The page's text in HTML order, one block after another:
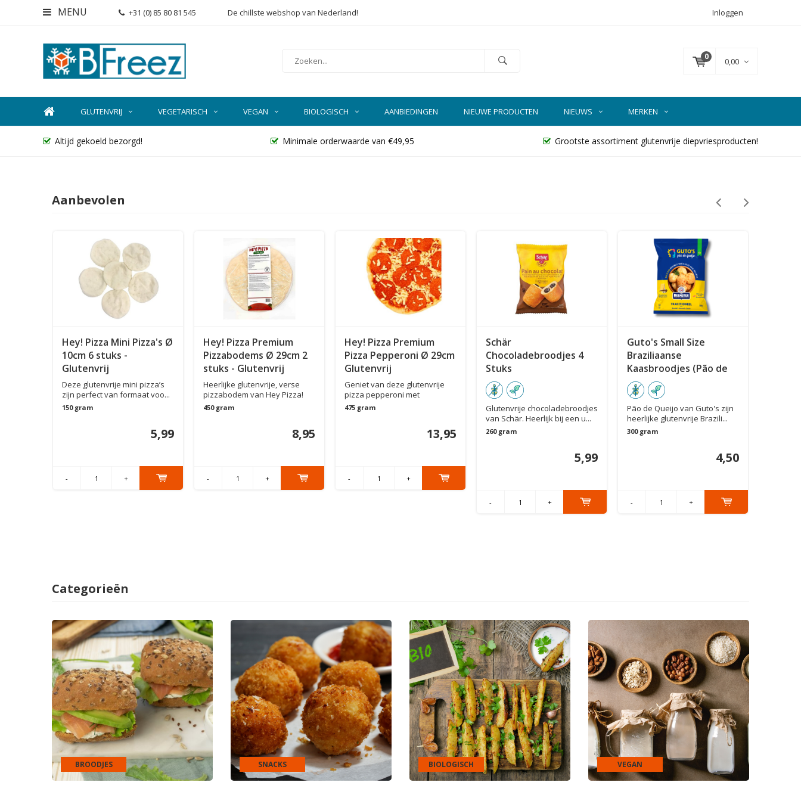
MENU +31 (0) 85 80 81 545 De chillste webshop van Nederland! Inloggen
0 0,00
GLUTENVRIJ VEGETARISCH VEGAN BIOLOGISCH AANBIEDINGEN NIEUWE PRODUCTEN NIEUWS MERKEN
Altijd gekoeld bezorgd! Minimale orderwaarde van €49,95 Grootste assortiment glutenvrije diepvriesproducten!
Aanbevolen
Hey! Pizza Mini Pizza's Ø
10cm 6 stuks -
Glutenvrij
Deze glutenvrije mini pizza’s
zijn perfect van formaat voo...
150 gram
5,99
- +
Hey! Pizza Premium
Pizzabodems Ø 29cm 2
stuks - Glutenvrij
Heerlijke glutenvrije, verse
pizzabodem van Hey Pizza!
Kroka...
450 gram
8,95
- +
Hey! Pizza Premium
Pizza Pepperoni Ø 29cm
Glutenvrij
Geniet van deze glutenvrije
pizza pepperoni met
zongerijpte ...
475 gram
13,95
- +
Schär
Chocoladebroodjes 4
Stuks
Glutenvrije chocoladebroodjes
van Schär. Heerlijk bij een u...
260 gram
5,99
- +
Guto's Small Size
Braziliaanse
Kaasbroodjes (Pão de
Queijo) 300 gram
Pão de Queijo van Guto's zijn
heerlijke glutenvrije Brazili...
300 gram
4,50
- +
Categorieën
BROODJES SNACKS BIOLOGISCH VEGAN